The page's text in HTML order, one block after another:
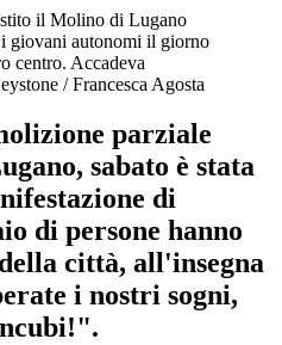
giovani autonomi il giorno
centro. Accadeva
/ Francesca Agosta
parziale
sabato è stata
di
di persone hanno
città, all'insegna
i nostri sogni,